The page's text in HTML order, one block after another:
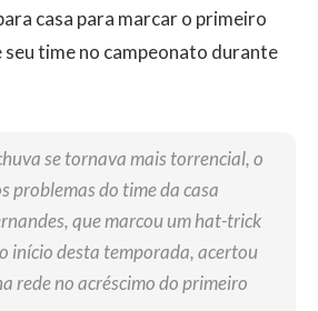
casa para marcar o primeiro
seu time no campeonato durante
se tornava mais torrencial, o
problemas do time da casa
que marcou um hat-trick
início desta temporada, acertou
rede no acréscimo do primeiro